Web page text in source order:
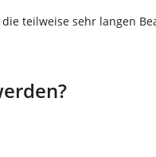
teilweise sehr langen